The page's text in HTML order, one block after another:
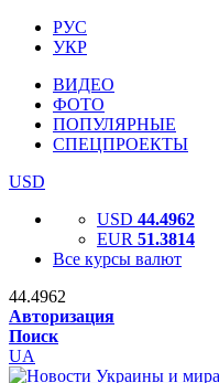
РУС
УКР
ВИДЕО
ФОТО
ПОПУЛЯРНЫЕ
СПЕЦПРОЕКТЫ
USD
USD 44.4962
EUR 51.3814
Все курсы валют
44.4962
Авторизация
Поиск
UA